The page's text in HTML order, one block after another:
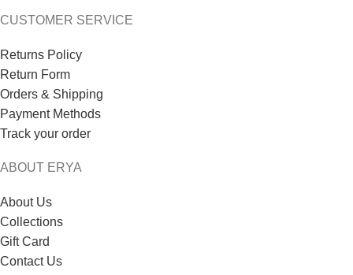
CUSTOMER SERVICE
Returns Policy
Return Form
Orders & Shipping
Payment Methods
Track your order
ABOUT ERYA
About Us
Collections
Gift Card
Contact Us